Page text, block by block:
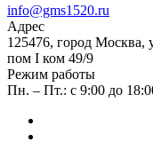
info@gms1520.ru
Адрес
125476, город Москва,
пом I ком 49/9
Режим работы
Пн. – Пт.: с 9:00 до